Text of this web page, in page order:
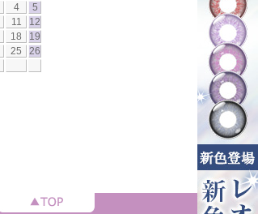
4
5
11
12
18
19
25
26